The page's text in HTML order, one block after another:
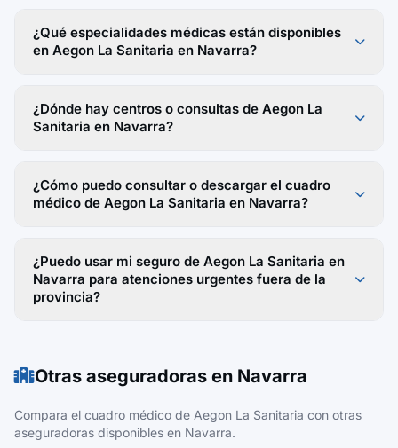
¿Qué especialidades médicas están disponibles
en Aegon La Sanitaria en Navarra?
¿Dónde hay centros o consultas de Aegon La
Sanitaria en Navarra?
¿Cómo puedo consultar o descargar el cuadro
médico de Aegon La Sanitaria en Navarra?
¿Puedo usar mi seguro de Aegon La Sanitaria en
Navarra para atenciones urgentes fuera de la
provincia?
Otras aseguradoras en Navarra
Compara el cuadro médico de Aegon La Sanitaria con otras
aseguradoras disponibles en Navarra.